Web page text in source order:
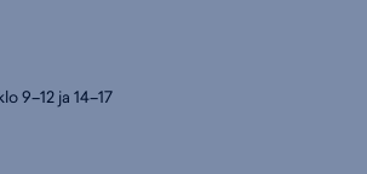
9–12 ja 14–17